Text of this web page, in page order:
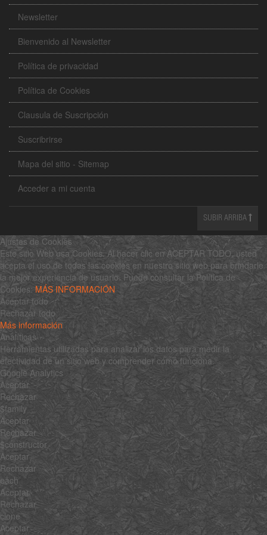
Newsletter
Bienvenido al Newsletter
Política de privacidad
Política de Cookies
Clausula de Suscripción
Suscribrirse
Mapa del sitio - Sitemap
Acceder a mi cuenta
SUBIR ARRIBA
Ajustes de Cookies
Este sitio Web usa Cookies. Al hacer clic en ACEPTAR TODO, usted
acepta el uso de todas las cookies en nuestro sitio web para brindarle
la mejor experiencia de usuario. Puede consultar la Política de
Cookies: MÁS INFORMACIÓN
Aceptar todo
Rechazar todo
Más información
Analíticas
Herramientas utilizadas para analizar los datos para medir la
efectividad de un sitio web y comprender cómo funciona.
Google Analytics
Aceptar
Rechazar
$family
Aceptar
Rechazar
$constructor
Aceptar
Rechazar
each
Aceptar
Rechazar
clone
Aceptar